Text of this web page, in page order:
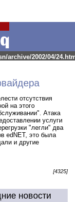
archive/2002/04/
отсутствия
на этого
Атака
услуги
"легли" два
edNET, это была
и другие
[4325]
новости